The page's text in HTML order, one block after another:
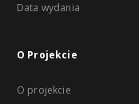
Data wydania
O Projekcie
O projekcie